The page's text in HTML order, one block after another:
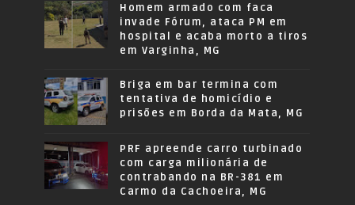
Homem armado com faca
invade Fórum, ataca PM em
hospital e acaba morto a tiros
em Varginha, MG
Briga em bar termina com
tentativa de homicídio e
prisões em Borda da Mata, MG
PRF apreende carro turbinado
com carga milionária de
contrabando na BR-381 em
Carmo da Cachoeira, MG